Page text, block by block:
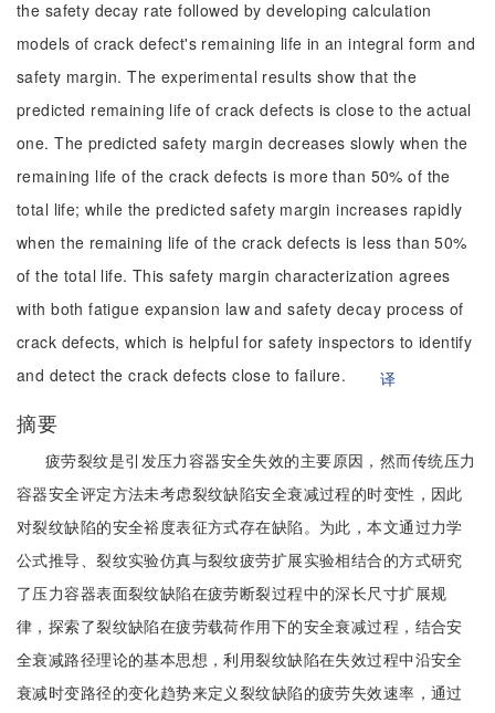
the safety decay rate followed by developing calculation
models of crack defect's remaining life in an integral form and
safety margin. The experimental results show that the
predicted remaining life of crack defects is close to the actual
one. The predicted safety margin decreases slowly when the
remaining life of the crack defects is more than 50% of the
total life; while the predicted safety margin increases rapidly
when the remaining life of the crack defects is less than 50%
of the total life. This safety margin characterization agrees
with both fatigue expansion law and safety decay process of
crack defects, which is helpful for safety inspectors to identify
and detect the crack defects close to failure.
译
摘要
疲劳裂纹是引发压力容器安全失效的主要原因，然而传统压力
容器安全评定方法未考虑裂纹缺陷安全衰减过程的时变性，因此
对裂纹缺陷的安全裕度表征方式存在缺陷。为此，本文通过力学
公式推导、裂纹实验仿真与裂纹疲劳扩展实验相结合的方式研究
了压力容器表面裂纹缺陷在疲劳断裂过程中的深长尺寸扩展规
律，探索了裂纹缺陷在疲劳载荷作用下的安全衰减过程，结合安
全衰减路径理论的基本思想，利用裂纹缺陷在失效过程中沿安全
衰减时变路径的变化趋势来定义裂纹缺陷的疲劳失效速率，通过